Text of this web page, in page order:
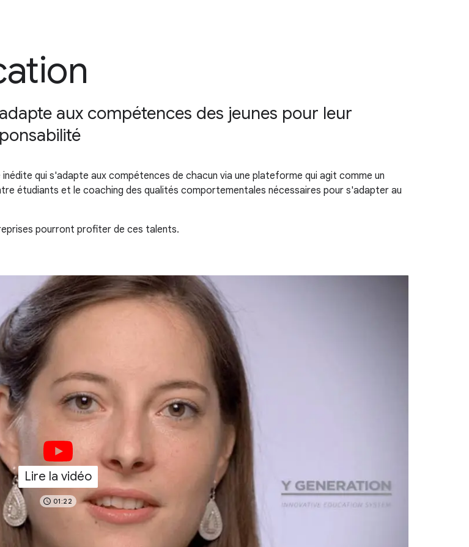
aux compétences des jeunes pour leur
qui s'adapte aux compétences de chacun via une plateforme qui agit comme un
étudiants et le coaching des qualités comportementales nécessaires pour s'adapter au
pourront profiter de ces talents.
Lire la vidéo
01:22